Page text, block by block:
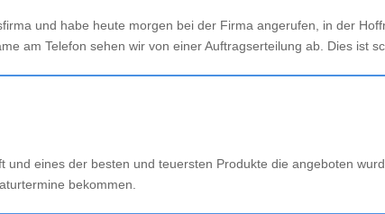
und habe heute morgen bei der Firma angerufen, in der
am Telefon sehen wir von einer Auftragserteilung ab. Dies ist
und eines der besten und teuersten Produkte die angeboten
bekommen.